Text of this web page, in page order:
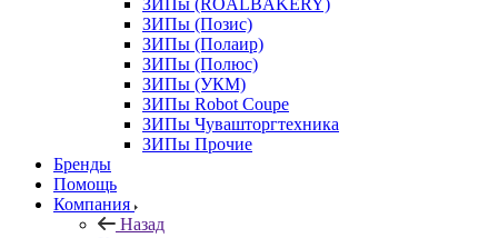
ЗИПы (ROALBAKERY)
ЗИПы (Позис)
ЗИПы (Полаир)
ЗИПы (Полюс)
ЗИПы (УКМ)
ЗИПы Robot Coupe
ЗИПы Чувашторгтехника
ЗИПы Прочие
Бренды
Помощь
Компания
Назад